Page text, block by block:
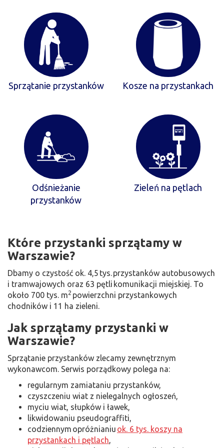
Sprzątanie przystanków Kosze na przystankach
Odśnieżanie
przystanków
Zieleń na pętlach
Które przystanki sprzątamy w
Warszawie?
Dbamy o czystość ok. 4,5 tys. przystanków autobusowych
i tramwajowych oraz 63 pętli komunikacji miejskiej. To
około 700 tys. m2 powierzchni przystankowych
chodników i 11 ha zieleni.
Jak sprzątamy przystanki w
Warszawie?
Sprzątanie przystanków zlecamy zewnętrznym
wykonawcom. Serwis porządkowy polega na:
regularnym zamiataniu przystanków,
czyszczeniu wiat z nielegalnych ogłoszeń,
myciu wiat, słupków i ławek,
likwidowaniu pseudograffiti,
codziennym opróżnianiu ok. 6 tys. koszy na
przystankach i pętlach,